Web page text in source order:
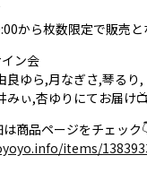
から枚数限定で販売と
ン会
良ゆら,月なぎさ,琴るり,
みぃ,杏ゆりにてお届け📺
商品ページをチェック
items/